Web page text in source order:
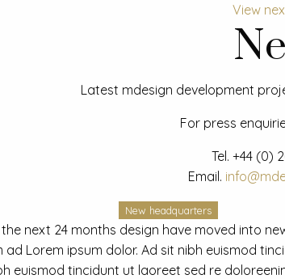
View
Latest mdesign development
For press
Tel. +44 (0)
Email.
New headquarters
next 24 months design have moved into
ad Lorem ipsum dolor. Ad sit nibh euismod
euismod tincidunt ut laoreet sed re